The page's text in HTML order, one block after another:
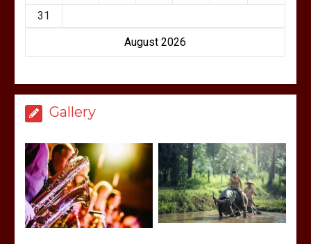
August 2026
31
Gallery